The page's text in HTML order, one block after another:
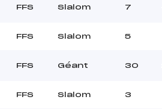
FFS Slalom 7
FFS Slalom 5
FFS Géant 30
FFS Slalom 3